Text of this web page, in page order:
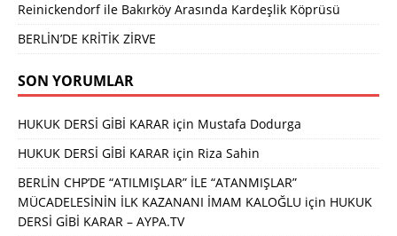
Reinickendorf ile Bakırköy Arasında Kardeşlik Köprüsü
BERLİN’DE KRİTİK ZİRVE
SON YORUMLAR
HUKUK DERSİ GİBİ KARAR için Mustafa Dodurga
HUKUK DERSİ GİBİ KARAR için Riza Sahin
BERLİN CHP’DE “ATILMIŞLAR” İLE “ATANMIŞLAR”
MÜCADELESİNİN İLK KAZANANI İMAM KALOĞLU için HUKUK
DERSİ GİBİ KARAR – AYPA.TV